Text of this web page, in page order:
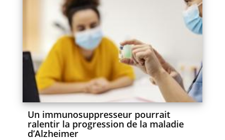
Un immunosuppresseur pourrait
ralentir la progression de la maladie
d’Alzheimer